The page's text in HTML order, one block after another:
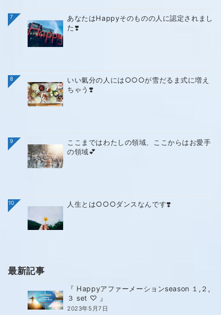
7
あなたはHappyそのものの人に認定されまし
た❣️
8
いい氣分の人には○○○が雪だるま式に増え
ちゃう❣️
9
ここまではわたしの領域、ここからはお愛手
の領域💕
10 人生とは○○○ダンスなんです❣️
最新記事
『 Happyアファーメーションseason １,２,
３ set ♡ 』
2023年5月7日